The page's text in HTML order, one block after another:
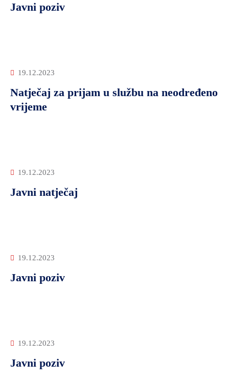
Javni poziv
19.12.2023
Natječaj za prijam u službu na neodređeno
vrijeme
19.12.2023
Javni natječaj
19.12.2023
Javni poziv
19.12.2023
Javni poziv